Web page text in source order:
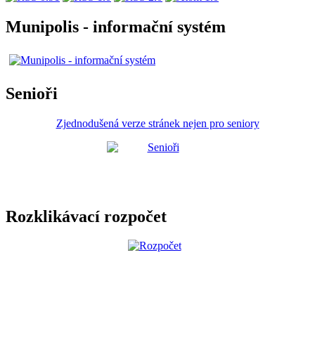
Munipolis - informační systém
Senioři
Zjednodušená verze stránek nejen pro seniory
Rozklikávací rozpočet